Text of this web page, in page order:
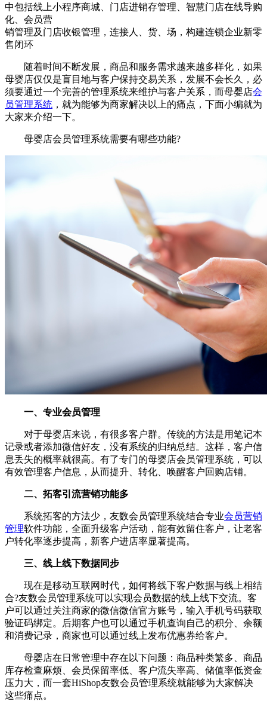
中包括线上小程序商城、门店进销存管理、智慧门店在线导购
化、会员营
销管理及门店收银管理，连接人、货、场，构建连锁企业新零
售闭环
随着时间不断发展，商品和服务需求越来越多样化，如果
母婴店仅仅是盲目地与客户保持交易关系，发展不会长久，必
须要通过一个完善的管理系统来维护与客户关系，而母婴店会
员管理系统 ，就为能够为商家解决以上的痛点，下面小编就为
大家来介绍一下。
母婴店会员管理系统需要有哪些功能?
一、专业会员管理
对于母婴店来说，有很多客户群。传统的方法是用笔记本
记录或者添加微信好友，没有系统的归纳总结。这样，客户信
息丢失的概率就很高。有了专门的母婴店会员管理系统，可以
有效管理客户信息，从而提升、转化、唤醒客户回购店铺。
二、拓客引流营销功能多
系统拓客的方法少，友数会员管理系统结合专业会员营销
管理软件功能，全面升级客户活动，能有效留住客户，让老客
户转化率逐步提高，新客户进店率显著提高。
三、线上线下数据同步
现在是移动互联网时代，如何将线下客户数据与线上相结
合?友数会员管理系统可以实现会员数据的线上线下交流。客
户可以通过关注商家的微信微信官方账号，输入手机号码获取
验证码绑定。后期客户也可以通过手机查询自己的积分、余额
和消费记录，商家也可以通过线上发布优惠券给客户。
母婴店在日常管理中存在以下问题：商品种类繁多、商品
库存检查麻烦、会员保留率低、客户流失率高、储值率低资金
压力大，而一套HiShop友数会员管理系统就能够为大家解决
这些痛点。